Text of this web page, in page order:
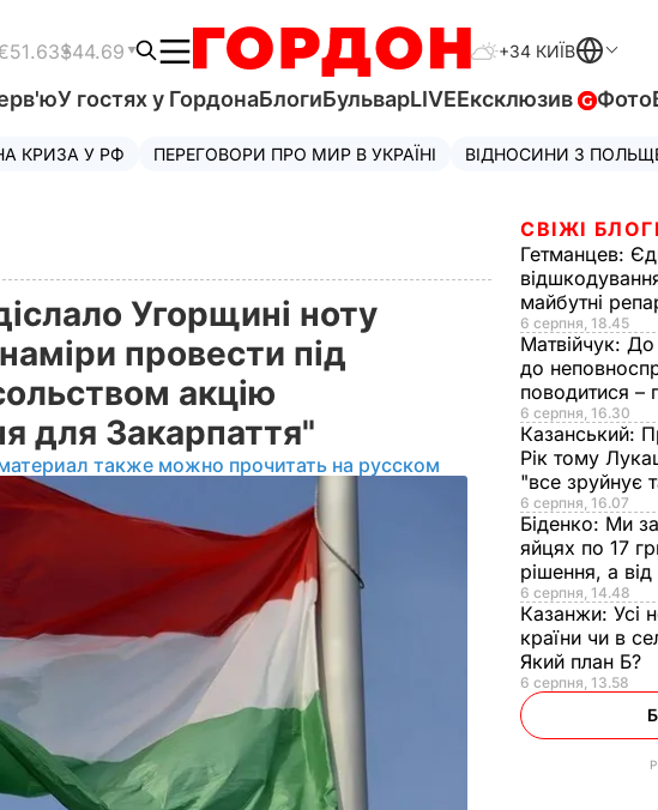
$44.69 +34 КИЇВ
У гостях у ГордонаБлогиБульварLIVEЕксклюзив Фото
КРИЗА У РФ ПЕРЕГОВОРИ ПРО МИР В УКРАЇНІ ВІДНОСИНИ З
Угорщині ноту
провести під
акцію
для Закарпаття"
также можно прочитать на русском
СВІЖІ
Гетманцев:
майбутні
6 серпня, 18.45
Матвійчук: До
до
поводитися –
6 серпня, 16.30
Казанський:
Рік тому
"все зруйнує
6 серпня, 16.07
Біденко: Ми
яйцях по 17
рішення, а
6 серпня, 14.48
Казанжи: Усі
країни чи в
Який план Б?
6 серпня, 13.58